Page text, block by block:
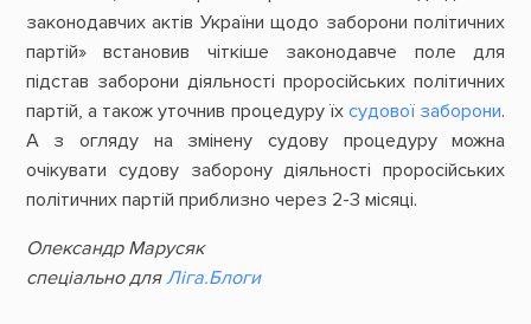
законодавчих актів України щодо заборони політичних
партій» встановив чіткіше законодавче поле для
підстав заборони діяльності проросійських політичних
партій, а також уточнив процедуру їхсудової заборони.
А з огляду на змінену судову процедуру можна
очікувати судову заборону діяльності проросійських
політичних партій приблизно через 2-3 місяці.
Олександр Марусяк
спеціально дляЛіга.Блоги